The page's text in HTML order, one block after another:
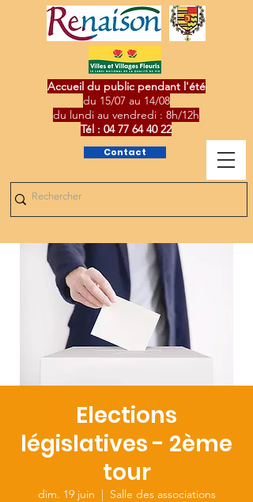
Contact
Accueil du public pendant l'été
du 15/07 au 14/08
du lundi au vendredi : 8h/12h
Tél : 04 77 64 40 22
Elections
législatives - 2ème
tour
dim. 19 juin
  |
Salle des associations